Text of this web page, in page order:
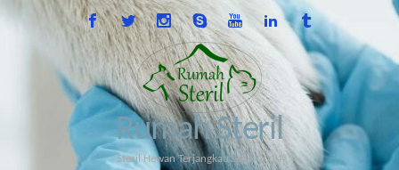
Rumah Steril
Steril Hewan Terjangkau sejak 2014